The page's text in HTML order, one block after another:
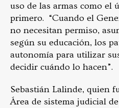
uso de las armas como el
primero. “Cuando el
no necesitan permiso,
según su educación, los
autonomía para utilizar
decidir cuándo lo hacen”.
Sebastián Lalinde, quien
Área de sistema judicial